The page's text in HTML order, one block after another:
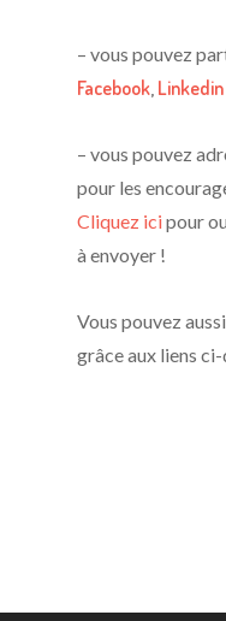
– vous pouvez
Facebook Linkedin
– vous pouvez
pour les
Cliquez icipour
à envoyer !
Vous pouvez
grâce aux liens ci-